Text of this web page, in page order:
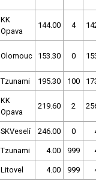
KK
Opava
144.00 4
Olomouc 153.30 0
Tzunami 195.30 100
KK
Opava
219.60 2
SKVeselí 246.00 0
Tzunami 4.00 999
Litovel 4.00 999